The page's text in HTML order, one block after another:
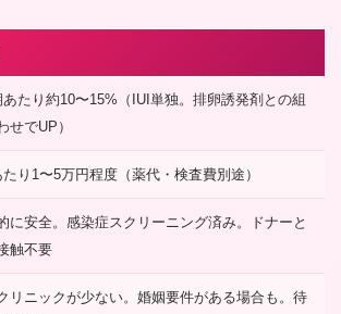
あたり約10〜15%（IUI単独。排卵誘発剤との組
せでUP）
たり1〜5万円程度（薬代・検査費別途）
に安全。感染症スクリーニング済み。ドナーと
触不要
リニックが少ない。婚姻要件がある場合も。待